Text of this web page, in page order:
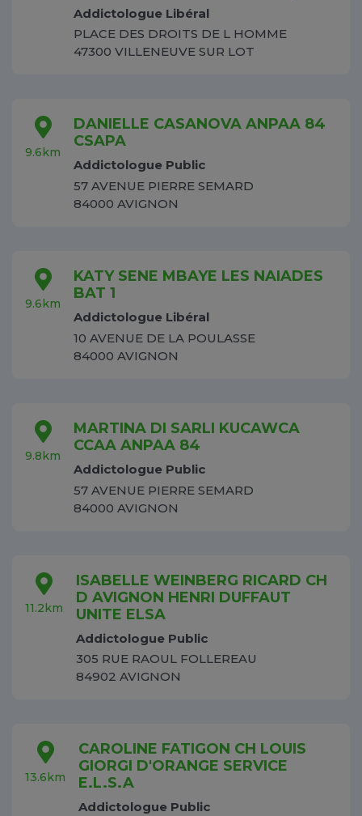
Addictologue Libéral
PLACE DES DROITS DE L HOMME
47300 VILLENEUVE SUR LOT
9.6km
DANIELLE CASANOVA ANPAA 84
CSAPA
Addictologue Public
57 AVENUE PIERRE SEMARD
84000 AVIGNON
9.6km
KATY SENE MBAYE LES NAIADES
BAT 1
Addictologue Libéral
10 AVENUE DE LA POULASSE
84000 AVIGNON
9.8km
MARTINA DI SARLI KUCAWCA
CCAA ANPAA 84
Addictologue Public
57 AVENUE PIERRE SEMARD
84000 AVIGNON
11.2km
ISABELLE WEINBERG RICARD CH
D AVIGNON HENRI DUFFAUT
UNITE ELSA
Addictologue Public
305 RUE RAOUL FOLLEREAU
84902 AVIGNON
13.6km
CAROLINE FATIGON CH LOUIS
GIORGI D'ORANGE SERVICE
E.L.S.A
Addictologue Public